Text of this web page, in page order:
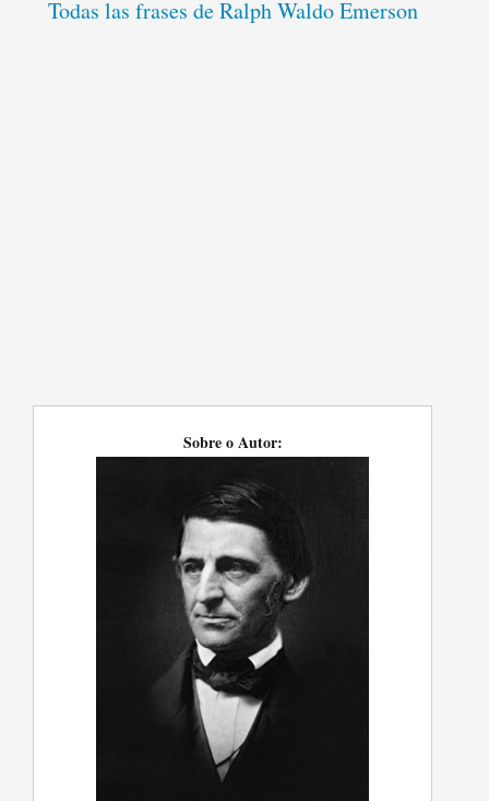
Todas las frases de Ralph Waldo Emerson
Sobre o Autor: